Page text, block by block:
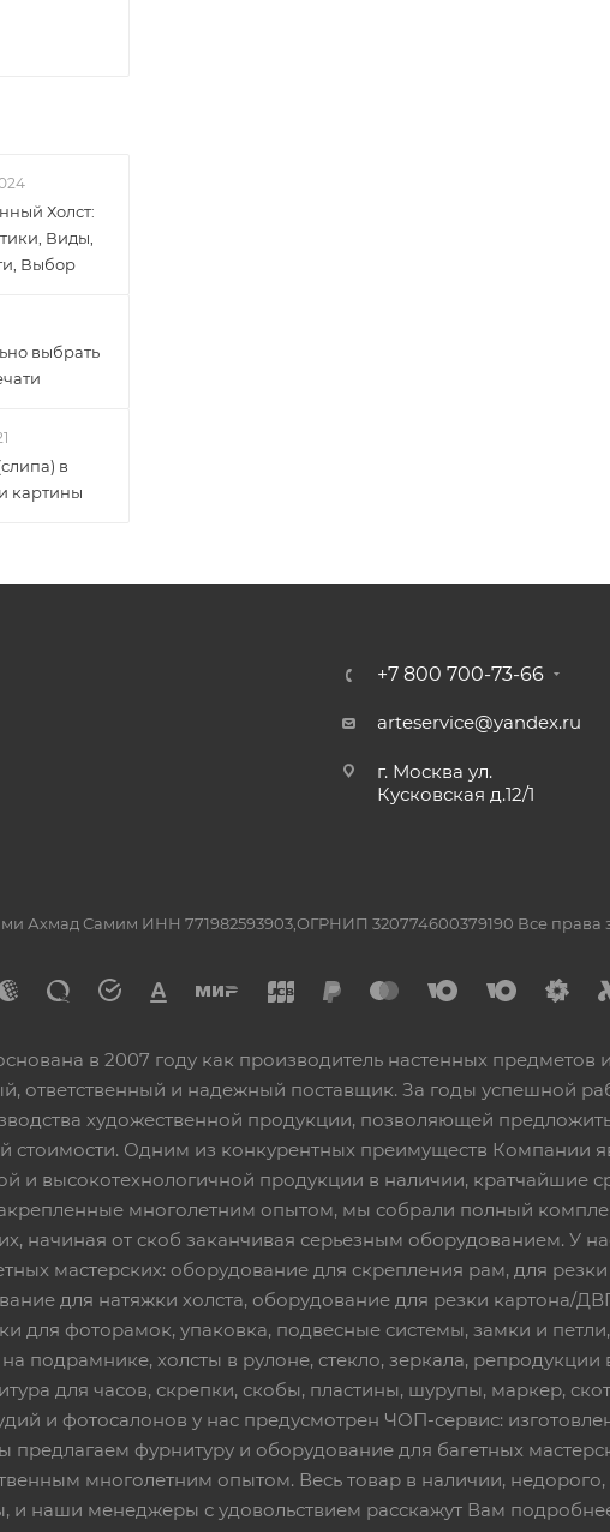
Холст:
Виды,
Выбор
выбрать
в
картины
+7 800 700-73-66
arteservice@yandex.ru
г. Москва ул.
Кусковская д.12/1
Ахмад Самим ИНН 771982593903,ОГРНИП 320774600379190 Все
в 2007 году как производитель настенных предметов
ответственный и надежный поставщик. За годы успешной
художественной продукции, позволяющей
стоимости. Одним из конкурентных преимуществ Компании
и высокотехнологичной продукции в наличии, кратчайшие
многолетним опытом, мы собрали полный
начиная от скоб заканчивая серьезным оборудованием. У
мастерских: оборудование для скрепления рам, для
для натяжки холста, оборудование для резки картона/
для фоторамок, упаковка, подвесные системы, замки и
подрамнике, холсты в рулоне, стекло, зеркала, репродукции
для часов, скрепки, скобы, пластины, шурупы, маркер,
и фотосалонов у нас предусмотрен ЧОП-сервис:
предлагаем фурнитуру и оборудование для багетных
многолетним опытом. Весь товар в наличии,
и наши менеджеры с удовольствием расскажут Вам